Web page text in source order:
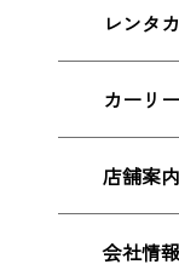
レンタ
カーリ
店舗案内
会社情報